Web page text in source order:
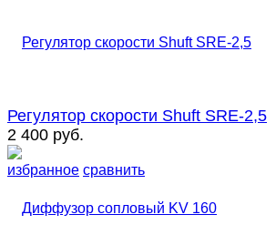
избранное сравнить
Регулятор скорости Shuft SRE-2,5
2 400 руб.